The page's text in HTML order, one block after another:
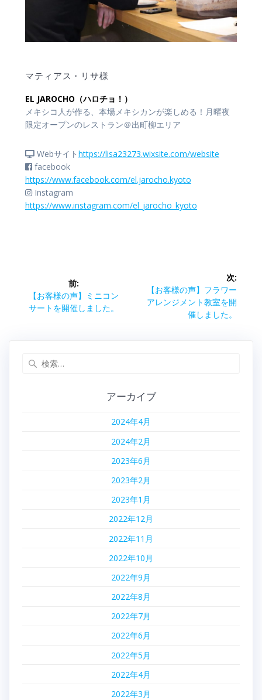
マティアス・リサ様
EL JAROCHO（ハロチョ！）
メキシコ人が作る、本場メキシカンが楽しめる！月曜夜
限定オープンのレストラン＠出町柳エリア
Webサイトhttps://lisa23273.wixsite.com/website
facebook
https://www.facebook.com/el.jarocho.kyoto
Instagram
https://www.instagram.com/el_jarocho_kyoto
ゲ
前:
前
の
【お客様の声】ミニコン
サートを開催しました。
次:
次
の
【お客様の声】フラワー
アレンジメント教室を開
催しました。
アーカイブ
2024年4月
2024年2月
2023年6月
2023年2月
2023年1月
2022年12月
2022年11月
2022年10月
2022年9月
2022年8月
2022年7月
2022年6月
2022年5月
2022年4月
2022年3月